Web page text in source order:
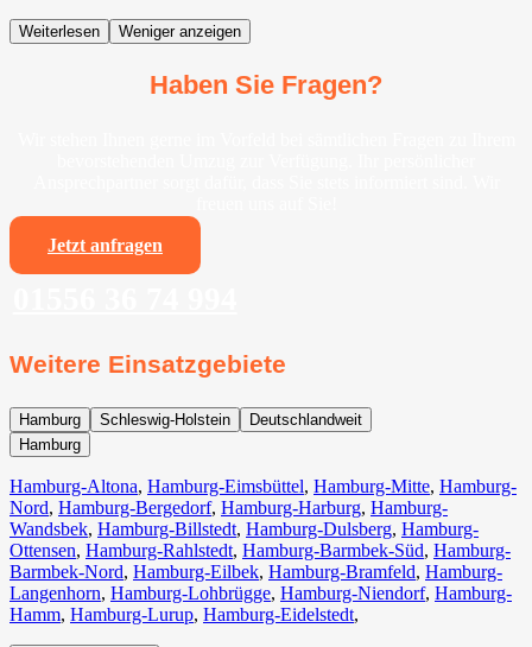
Weiterlesen Weniger anzeigen
Haben Sie Fragen?
Jetzt anfragen
Weitere Einsatzgebiete
Hamburg Schleswig-Holstein
Deutschlandweit
Hamburg
Hamburg-Altona, Hamburg-Eimsbüttel, Hamburg-Mitte, Hamburg-
Nord, Hamburg-Bergedorf, Hamburg-Harburg, Hamburg-
Wandsbek, Hamburg-Billstedt, Hamburg-Dulsberg, Hamburg-
Ottensen, Hamburg-Rahlstedt, Hamburg-Barmbek-Süd, Hamburg-
Barmbek-Nord, Hamburg-Eilbek, Hamburg-Bramfeld, Hamburg-
Langenhorn, Hamburg-Lohbrügge, Hamburg-Niendorf, Hamburg-
Hamm, Hamburg-Lurup, Hamburg-Eidelstedt,